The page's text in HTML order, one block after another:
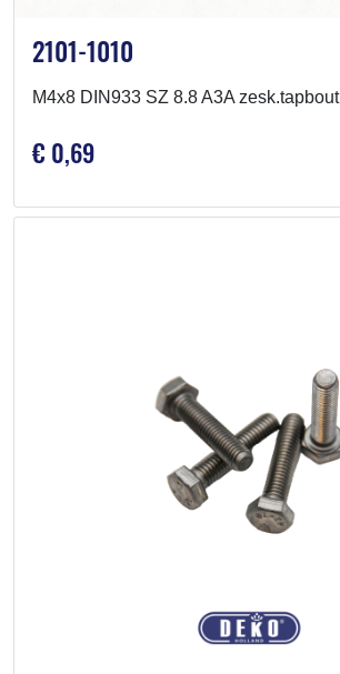
2101-1010
M4x8 DIN933 SZ 8.8 A3A zesk.tapbout
€ 0,69